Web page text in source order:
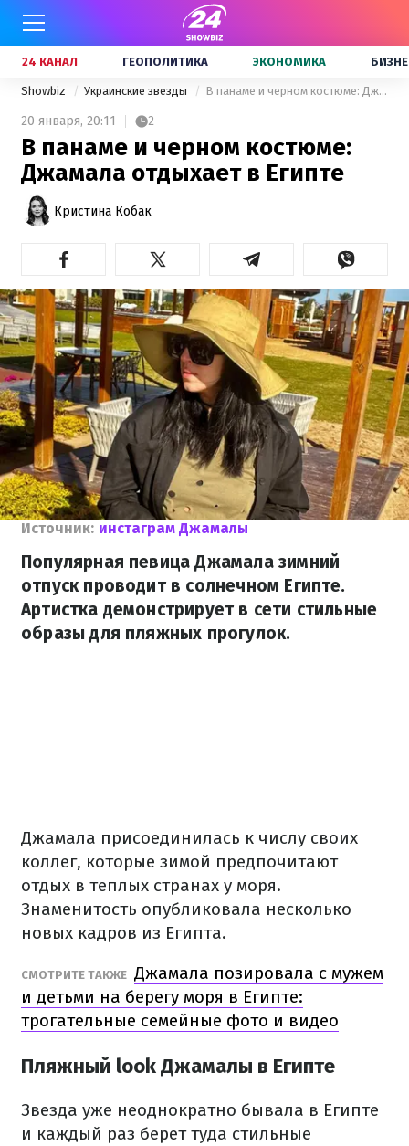
24 КАНАЛ ГЕОПОЛИТИКА ЭКОНОМИКА
Showbiz Украинские звезды В панаме и черном костюме: Джамала отдыхает в Египте
20 января, 20:11 2
В панаме и черном костюме:
Джамала отдыхает в Египте
Кристина Кобак
Источник: инстаграм Джамалы
Популярная певица Джамала зимний
отпуск проводит в солнечном Египте.
Артистка демонстрирует в сети стильные
образы для пляжных прогулок.
Джамала присоединилась к числу своих
коллег, которые зимой предпочитают
отдых в теплых странах у моря.
Знаменитость опубликовала несколько
новых кадров из Египта.
СМОТРИТЕ ТАКЖЕ Джамала позировала с мужем
и детьми на берегу моря в Египте:
трогательные семейные фото и видео
Пляжный look Джамалы в Египте
Звезда уже неоднократно бывала в Египте
и каждый раз берет туда стильные